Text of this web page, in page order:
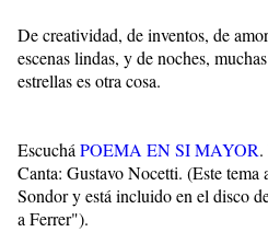
De creatividad, de inventos, de
escenas lindas, y de noches,
estrellas es otra cosa.
EscucháPOEMA EN SI MAYOR.
Canta: Gustavo Nocetti. (Este tema
Sondor y está incluido en el disco
a Ferrer").